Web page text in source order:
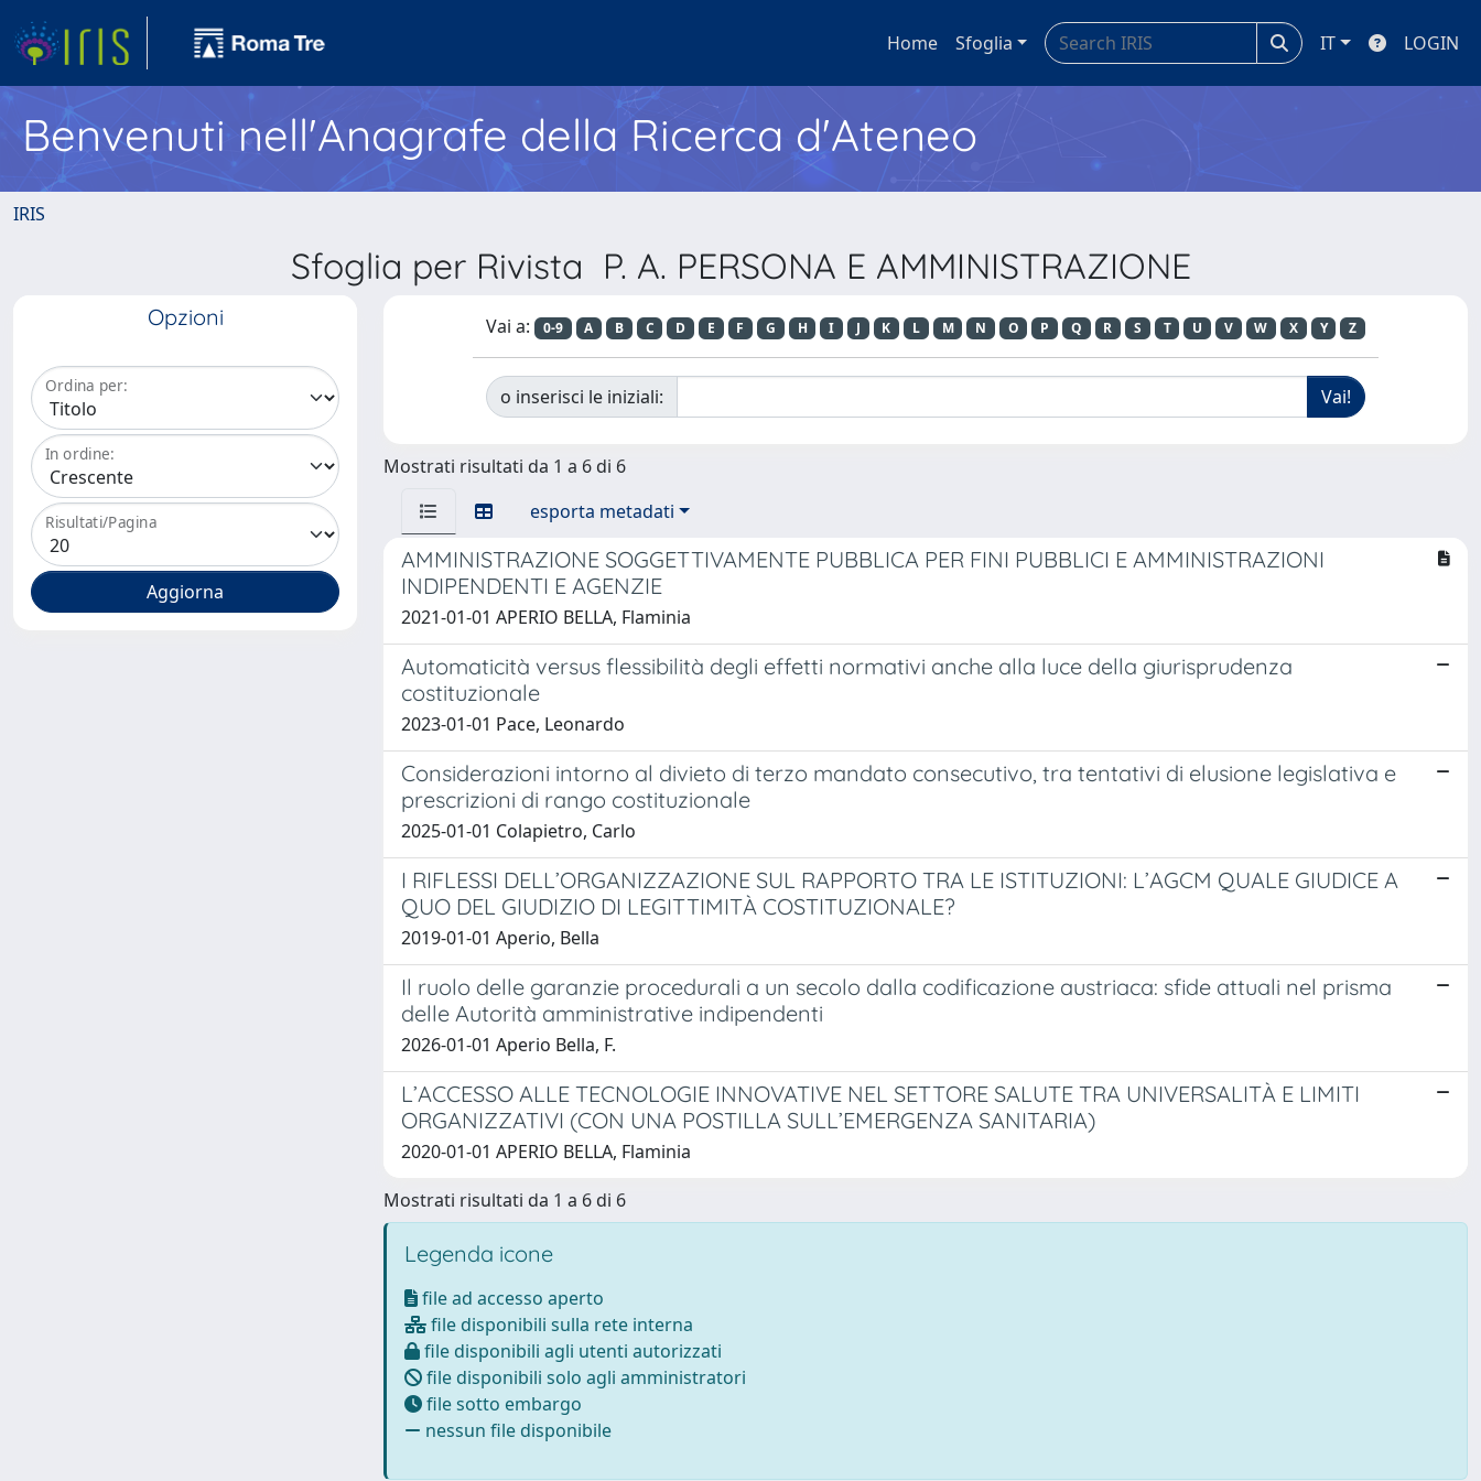
Home Sfoglia IT LOGIN
Benvenuti nell'Anagrafe della Ricerca d'Ateneo
IRIS
Sfoglia per Rivista P. A. PERSONA E AMMINISTRAZIONE
Opzioni
Ordina per:
In ordine:
Risultati/Pagina
Vai a: 0-9 A B C D E F G H I J K L M N O P Q R S T U V W X Y Z
o inserisci le iniziali:
Mostrati risultati da 1 a 6 di 6
esporta metadati
AMMINISTRAZIONE SOGGETTIVAMENTE PUBBLICA PER FINI PUBBLICI E AMMINISTRAZIONI
INDIPENDENTI E AGENZIE
2021-01-01 APERIO BELLA, Flaminia
Automaticità versus flessibilità degli effetti normativi anche alla luce della giurisprudenza
costituzionale
2023-01-01 Pace, Leonardo
Considerazioni intorno al divieto di terzo mandato consecutivo, tra tentativi di elusione legislativa e
prescrizioni di rango costituzionale
2025-01-01 Colapietro, Carlo
I RIFLESSI DELL’ORGANIZZAZIONE SUL RAPPORTO TRA LE ISTITUZIONI: L’AGCM QUALE GIUDICE A
QUO DEL GIUDIZIO DI LEGITTIMITÀ COSTITUZIONALE?
2019-01-01 Aperio, Bella
Il ruolo delle garanzie procedurali a un secolo dalla codificazione austriaca: sfide attuali nel prisma
delle Autorità amministrative indipendenti
2026-01-01 Aperio Bella, F.
L’ACCESSO ALLE TECNOLOGIE INNOVATIVE NEL SETTORE SALUTE TRA UNIVERSALITÀ E LIMITI
ORGANIZZATIVI (CON UNA POSTILLA SULL’EMERGENZA SANITARIA)
2020-01-01 APERIO BELLA, Flaminia
Mostrati risultati da 1 a 6 di 6
Legenda icone
file ad accesso aperto
file disponibili sulla rete interna
file disponibili agli utenti autorizzati
file disponibili solo agli amministratori
file sotto embargo
nessun file disponibile